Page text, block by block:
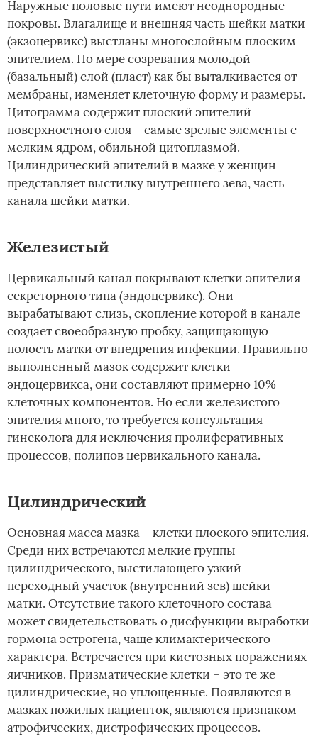
Наружные половые пути имеют неоднородные
покровы. Влагалище и внешняя часть шейки матки
(экзоцервикс) выстланы многослойным плоским
эпителием. По мере созревания молодой
(базальный) слой (пласт) как бы выталкивается от
мембраны, изменяет клеточную форму и размеры.
Цитограмма содержит плоский эпителий
поверхностного слоя – самые зрелые элементы с
мелким ядром, обильной цитоплазмой.
Цилиндрический эпителий в мазке у женщин
представляет выстилку внутреннего зева, часть
канала шейки матки.
Железистый
Цервикальный канал покрывают клетки эпителия
секреторного типа (эндоцервикс). Они
вырабатывают слизь, скопление которой в канале
создает своеобразную пробку, защищающую
полость матки от внедрения инфекции. Правильно
выполненный мазок содержит клетки
эндоцервикса, они составляют примерно 10%
клеточных компонентов. Но если железистого
эпителия много, то требуется консультация
гинеколога для исключения пролиферативных
процессов, полипов цервикального канала.
Цилиндрический
Основная масса мазка – клетки плоского эпителия.
Среди них встречаются мелкие группы
цилиндрического, выстилающего узкий
переходный участок (внутренний зев) шейки
матки. Отсутствие такого клеточного состава
может свидетельствовать о дисфункции выработки
гормона эстрогена, чаще климактерического
характера. Встречается при кистозных поражениях
яичников. Призматические клетки – это те же
цилиндрические, но уплощенные. Появляются в
мазках пожилых пациенток, являются признаком
атрофических, дистрофических процессов.